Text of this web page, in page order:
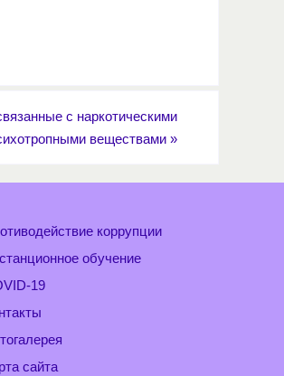
с наркотическими
веществами »
коррупции
обучение
19
сайта